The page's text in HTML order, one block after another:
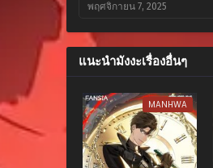
พฤศจิกายน 7, 2025
ตอนที่ 89
ตุลาคม 22, 2025
ตุลาคม 22, 2025
ตอนที่ 87
ตุลาคม 8, 2025
แนะนำมังงะเรื่องอื่นๆ
MANHWA